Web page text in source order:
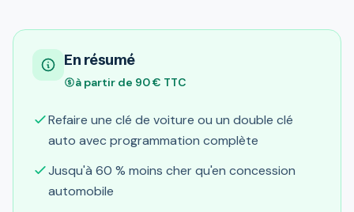
En résumé
à partir de 90 € TTC
Refaire une clé de voiture ou un double clé
auto avec programmation complète
Jusqu'à 60 % moins cher qu'en concession
automobile